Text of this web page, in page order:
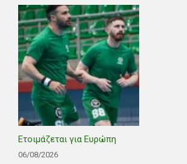
Ετοιμάζεται για Ευρώπη
06/08/2026